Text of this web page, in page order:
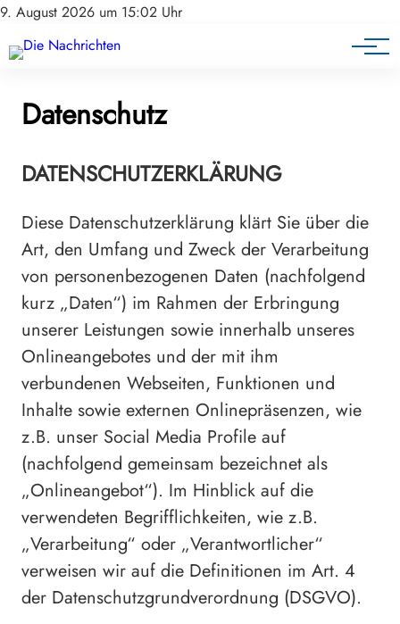
9. August 2026 um 15:02 Uhr
Datenschutz
DATENSCHUTZERKLÄRUNG
Diese Datenschutzerklärung klärt Sie über die
Art, den Umfang und Zweck der Verarbeitung
von personenbezogenen Daten (nachfolgend
kurz „Daten“) im Rahmen der Erbringung
unserer Leistungen sowie innerhalb unseres
Onlineangebotes und der mit ihm
verbundenen Webseiten, Funktionen und
Inhalte sowie externen Onlinepräsenzen, wie
z.B. unser Social Media Profile auf
(nachfolgend gemeinsam bezeichnet als
„Onlineangebot“). Im Hinblick auf die
verwendeten Begrifflichkeiten, wie z.B.
„Verarbeitung“ oder „Verantwortlicher“
verweisen wir auf die Definitionen im Art. 4
der Datenschutzgrundverordnung (DSGVO).